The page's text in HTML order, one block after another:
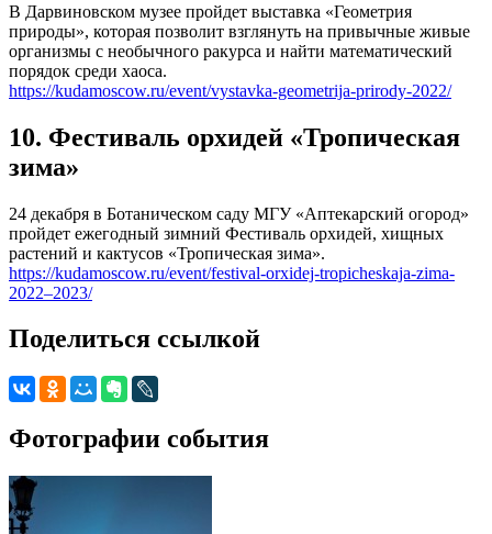
В Дарвиновском музее пройдет выставка «Геометрия
природы», которая позволит взглянуть на привычные живые
организмы с необычного ракурса и найти математический
порядок среди хаоса.
https://kudamoscow.ru/event/vystavka-geometrija-prirody-2022/
10. Фестиваль орхидей «Тропическая
зима»
24 декабря в Ботаническом саду МГУ «Аптекарский огород»
пройдет ежегодный зимний Фестиваль орхидей, хищных
растений и кактусов «Тропическая зима».
https://kudamoscow.ru/event/festival-orxidej-tropicheskaja-zima-
2022–2023/
Поделиться ссылкой
Фотографии события